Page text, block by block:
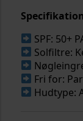
SPF: 50+
Solfiltre:
Fri for:
Hudtype: